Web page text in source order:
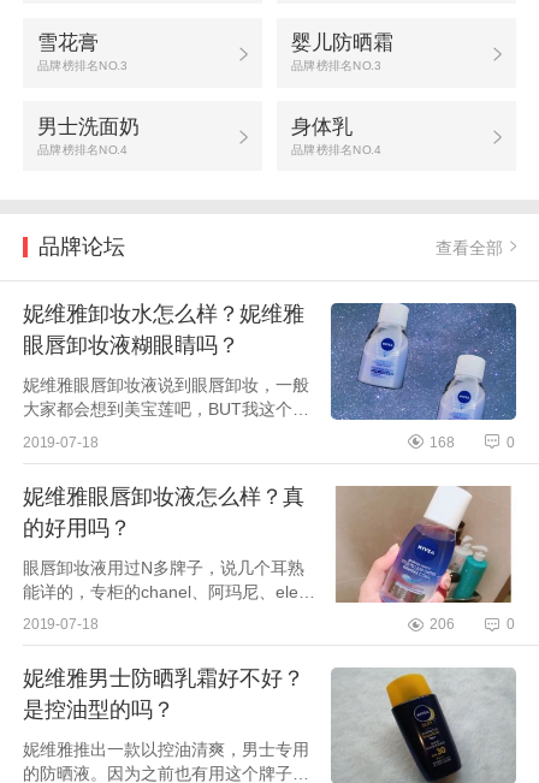
雪花膏
品牌榜排名NO.3
婴儿防晒霜
品牌榜排名NO.3
男士洗面奶
品牌榜排名NO.4
身体乳
品牌榜排名NO.4
品牌论坛 查看全部
妮维雅卸妆水怎么样？妮维雅
眼唇卸妆液糊眼睛吗？
妮维雅眼唇卸妆液说到眼唇卸妆，一般
大家都会想到美宝莲吧，BUT我这个混
油皮亲测很踩雷，会糊眼睛。不过呢同
不会，而且价格上...
2019-07-18 168 0
妮维雅眼唇卸妆液怎么样？真
的好用吗？
眼唇卸妆液用过N多牌子，说几个耳熟
能详的，专柜的chanel、阿玛尼、eleg
ance、lancome、CPB、资生堂、倩
的干净使用感很高级，...
2019-07-18 206 0
妮维雅男士防晒乳霜好不好？
是控油型的吗？
妮维雅推出一款以控油清爽，男士专用
的防晒液。因为之前也有用这个牌子的